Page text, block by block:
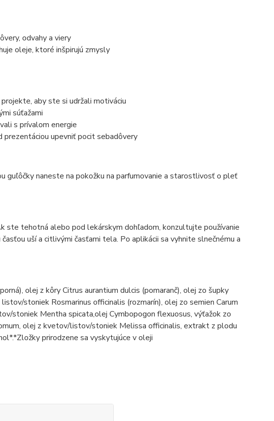
odvahy a viery
oleje, ktoré inšpirujú zmysly
aby ste si udržali motiváciu
súťažami
s prívalom energie
upevniť pocit sebadôvery
guľôčky naneste na pokožku na parfumovanie a starostlivosť o pleť
ste tehotná alebo pod lekárskym dohľadom, konzultujte používanie
uší a citlivými časťami tela. Po aplikácii sa vyhnite slnečnému a
olej z kôry Citrus aurantium dulcis (pomaranč), olej zo šupky
stoniek Rosmarinus officinalis (rozmarín), olej zo semien Carum
stoniek Mentha spicata,olej Cymbopogon flexuosus, výťažok zo
olej z kvetov/listov/stoniek Melissa officinalis, extrakt z plodu
prirodzene sa vyskytujúce v oleji